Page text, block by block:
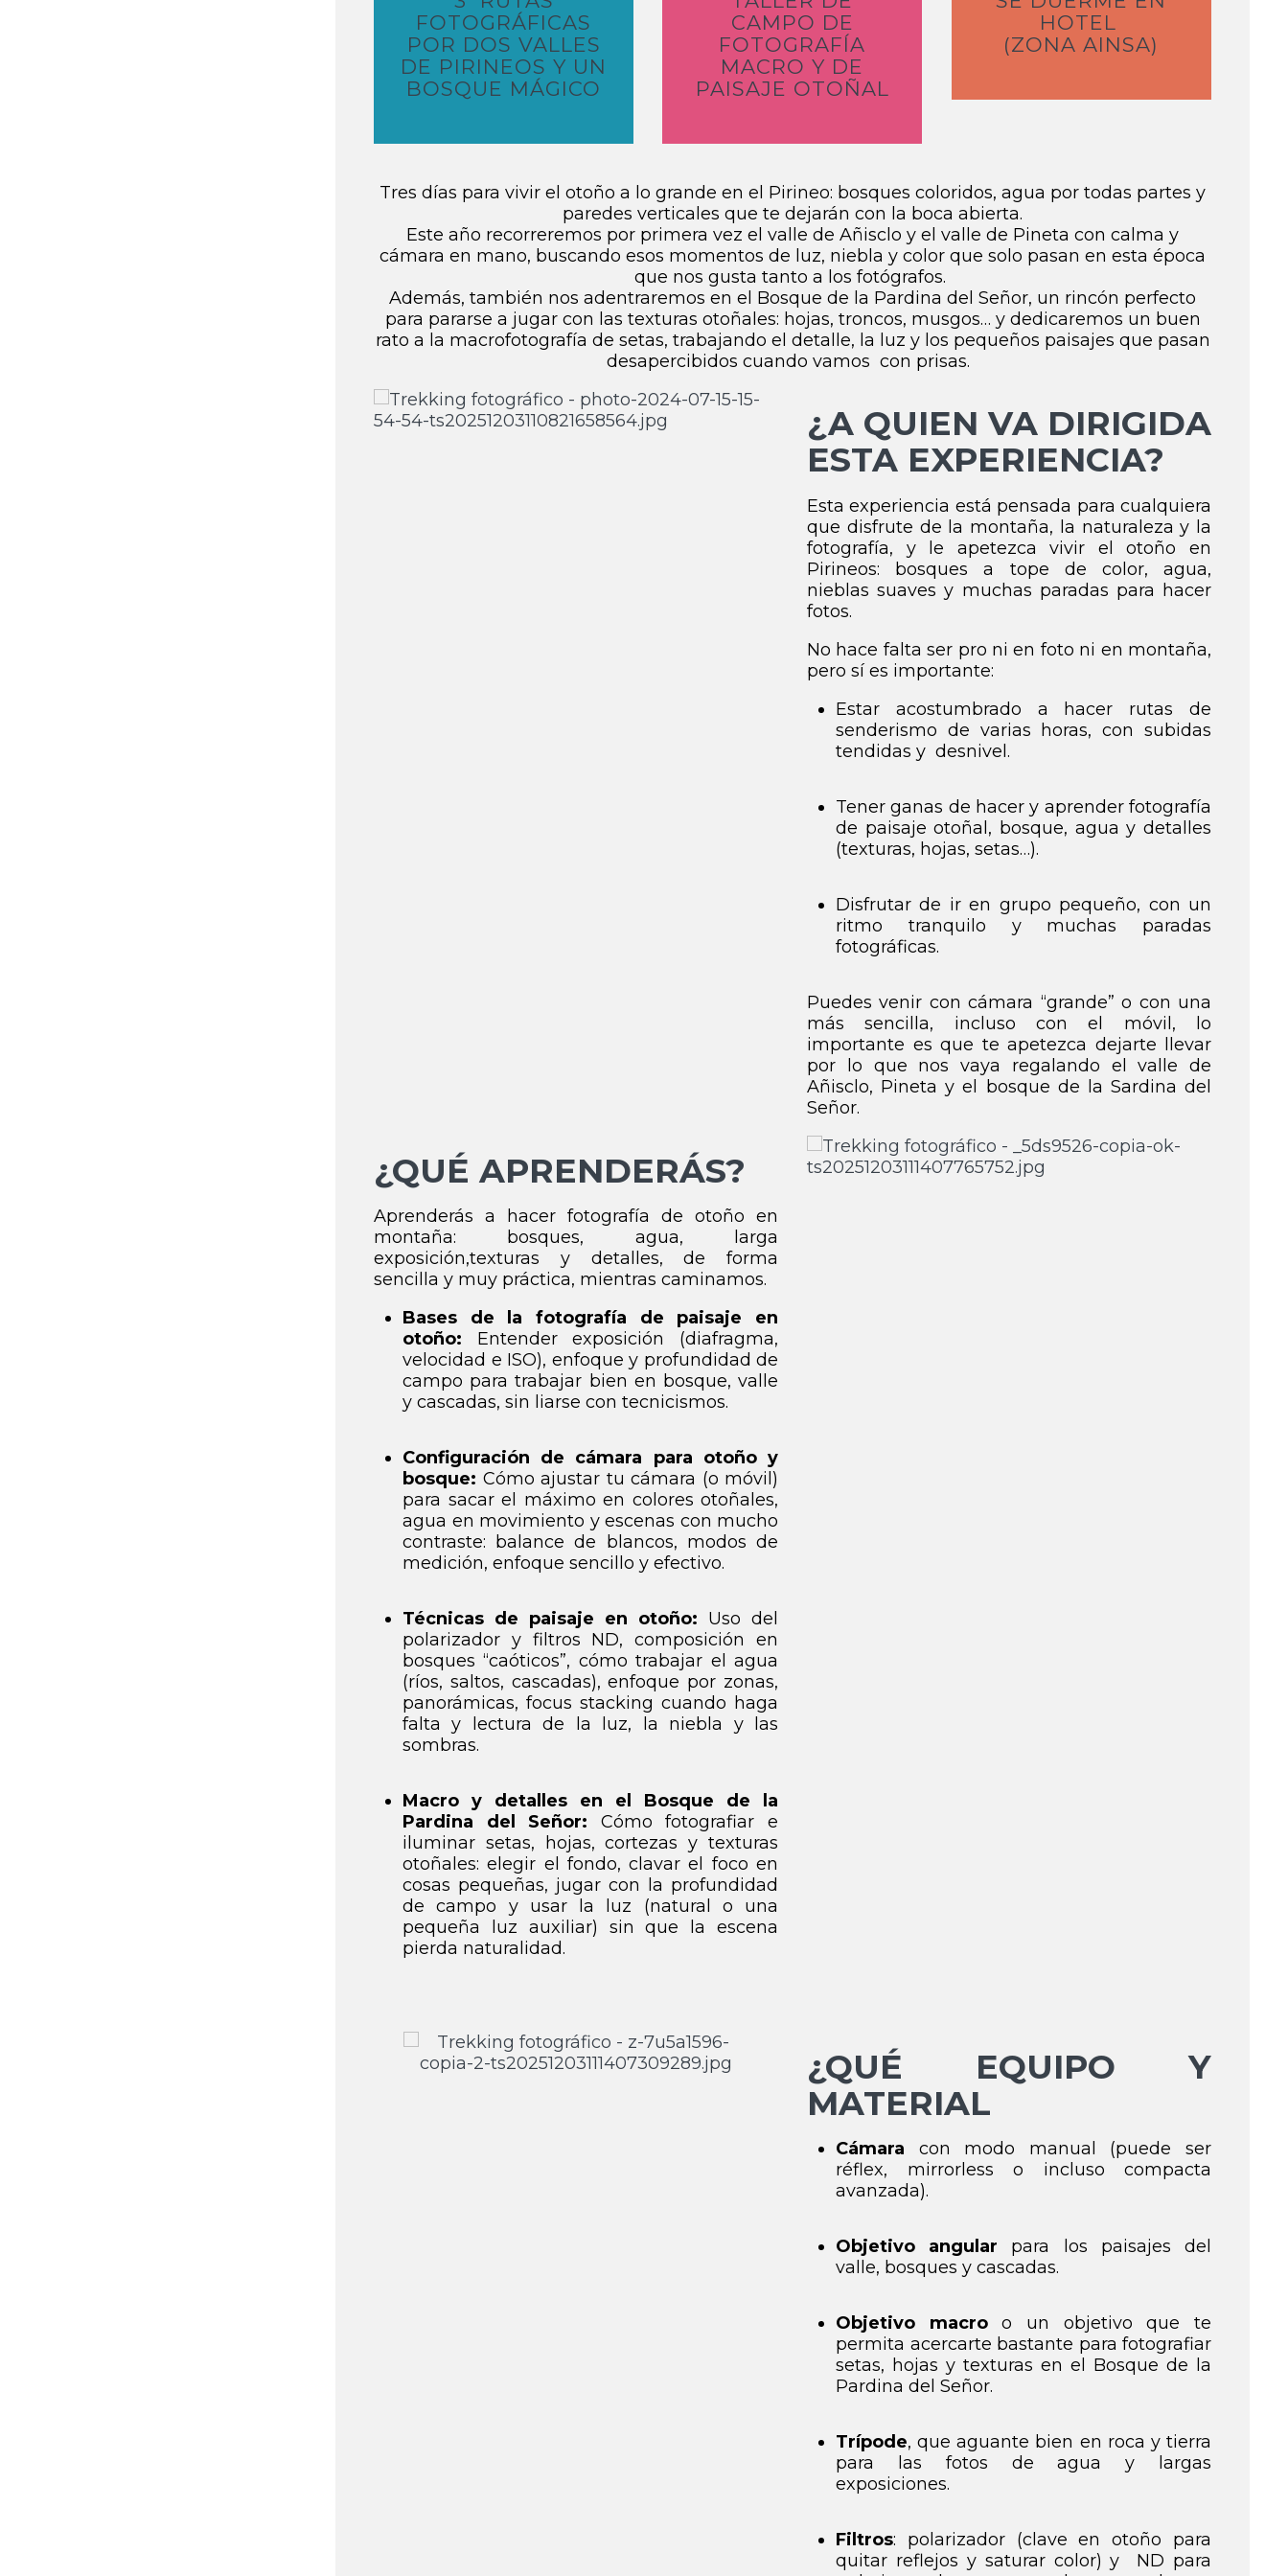
FOTOGRÁFICAS
POR DOS VALLES
DE PIRINEOS Y UN
BOSQUE MÁGICO
CAMPO DE
FOTOGRAFÍA
MACRO Y DE
PAISAJE OTOÑAL
HOTEL
(ZONA AINSA)
Tres días para vivir el otoño a lo grande en el Pirineo: bosques coloridos, agua por todas partes y
paredes verticales que te dejarán con la boca abierta.
Este año recorreremos por primera vez el valle de Añisclo y el valle de Pineta con calma y
cámara en mano, buscando esos momentos de luz, niebla y color que solo pasan en esta época
que nos gusta tanto a los fotógrafos.
Además, también nos adentraremos en el Bosque de la Pardina del Señor, un rincón perfecto
para pararse a jugar con las texturas otoñales: hojas, troncos, musgos… y dedicaremos un buen
rato a la macrofotografía de setas, trabajando el detalle, la luz y los pequeños paisajes que pasan
desapercibidos cuando vamos con prisas.
¿A QUIEN VA DIRIGIDA
ESTA EXPERIENCIA?
Esta experiencia está pensada para cualquiera
que disfrute de la montaña, la naturaleza y la
fotografía, y le apetezca vivir el otoño en
Pirineos: bosques a tope de color, agua,
nieblas suaves y muchas paradas para hacer
fotos.
No hace falta ser pro ni en foto ni en montaña,
pero sí es importante:
Estar acostumbrado a hacer rutas de
senderismo de varias horas, con subidas
tendidas y desnivel.
Tener ganas de hacer y aprender fotografía
de paisaje otoñal, bosque, agua y detalles
(texturas, hojas, setas…).
Disfrutar de ir en grupo pequeño, con un
ritmo tranquilo y muchas paradas
fotográficas.
Puedes venir con cámara “grande” o con una
más sencilla, incluso con el móvil, lo
importante es que te apetezca dejarte llevar
por lo que nos vaya regalando el valle de
Añisclo, Pineta y el bosque de la Sardina del
Señor.
¿QUÉ APRENDERÁS?
Aprenderás a hacer fotografía de otoño en
montaña: bosques, agua, larga
exposición,texturas y detalles, de forma
sencilla y muy práctica, mientras caminamos.
Bases de la fotografía de paisaje en
otoño: Entender exposición (diafragma,
velocidad e ISO), enfoque y profundidad de
campo para trabajar bien en bosque, valle
y cascadas, sin liarse con tecnicismos.
Configuración de cámara para otoño y
bosque: Cómo ajustar tu cámara (o móvil)
para sacar el máximo en colores otoñales,
agua en movimiento y escenas con mucho
contraste: balance de blancos, modos de
medición, enfoque sencillo y efectivo.
Técnicas de paisaje en otoño: Uso del
polarizador y filtros ND, composición en
bosques “caóticos”, cómo trabajar el agua
(ríos, saltos, cascadas), enfoque por zonas,
panorámicas, focus stacking cuando haga
falta y lectura de la luz, la niebla y las
sombras.
Macro y detalles en el Bosque de la
Pardina del Señor: Cómo fotografiar e
iluminar setas, hojas, cortezas y texturas
otoñales: elegir el fondo, clavar el foco en
cosas pequeñas, jugar con la profundidad
de campo y usar la luz (natural o una
pequeña luz auxiliar) sin que la escena
pierda naturalidad.
¿QUÉ EQUIPO Y
MATERIAL
Cámara con modo manual (puede ser
réflex, mirrorless o incluso compacta
avanzada).
Objetivo angular para los paisajes del
valle, bosques y cascadas.
Objetivo macroo un objetivo que te
permita acercarte bastante para fotografiar
setas, hojas y texturas en el Bosque de la
Pardina del Señor.
Trípode, que aguante bien en roca y tierra
para las fotos de agua y largas
exposiciones.
Filtros: polarizador (clave en otoño para
quitar reflejos y saturar color) y ND para